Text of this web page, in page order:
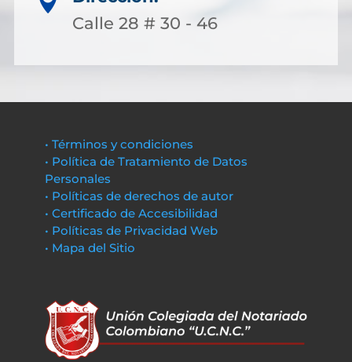
Calle 28 # 30 - 46
• Términos y condiciones
• Política de Tratamiento de Datos
Personales
• Políticas de derechos de autor
• Certificado de Accesibilidad
• Políticas de Privacidad Web
• Mapa del Sitio